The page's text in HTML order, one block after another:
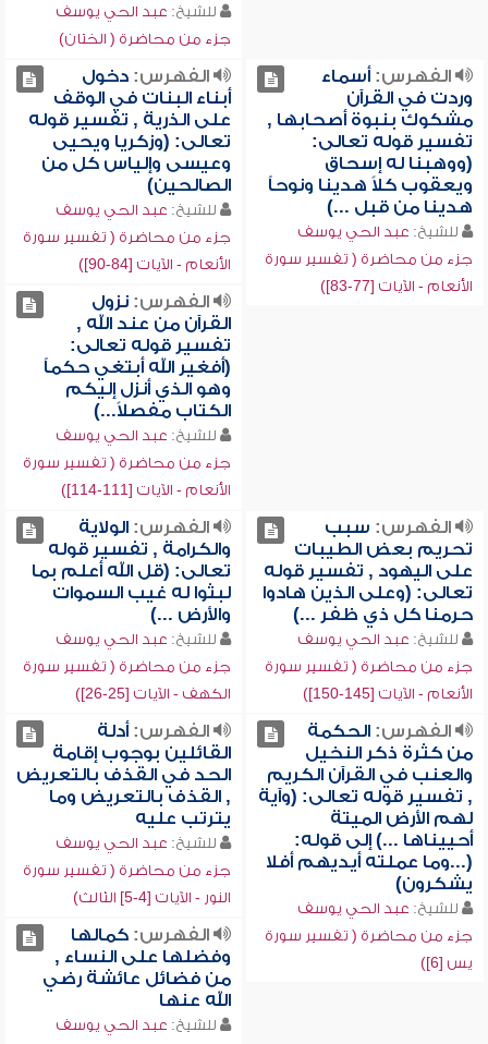
للشيخ: عبد الحي يوسف
جزء من محاضرة ( الختان)
الفهرس:أسماء
وردت في القرآن
مشكوك بنبوة أصحابها ,
تفسير قوله تعالى:
(ووهبنا له إسحاق
ويعقوب كلاً هدينا ونوحاً
هدينا من قبل ...)
للشيخ: عبد الحي يوسف
جزء من محاضرة ( تفسير سورة
الأنعام - الآيات [77-83])
الفهرس:دخول
أبناء البنات في الوقف
على الذرية , تفسير قوله
تعالى: (وزكريا ويحيى
وعيسى وإلياس كل من
الصالحين)
للشيخ: عبد الحي يوسف
جزء من محاضرة ( تفسير سورة
الأنعام - الآيات [84-90])
الفهرس:نزول
القرآن من عند الله ,
تفسير قوله تعالى:
(أفغير الله أبتغي حكماً
وهو الذي أنزل إليكم
الكتاب مفصلاً...)
للشيخ: عبد الحي يوسف
جزء من محاضرة ( تفسير سورة
الأنعام - الآيات [111-114])
الفهرس: سبب
تحريم بعض الطيبات
على اليهود , تفسير قوله
تعالى: (وعلى الذين هادوا
حرمنا كل ذي ظفر ...)
للشيخ: عبد الحي يوسف
جزء من محاضرة ( تفسير سورة
الأنعام - الآيات [145-150])
الفهرس:الولاية
والكرامة , تفسير قوله
تعالى: (قل الله أعلم بما
لبثوا له غيب السموات
والأرض ...)
للشيخ: عبد الحي يوسف
جزء من محاضرة ( تفسير سورة
الكهف - الآيات [25-26])
الفهرس:الحكمة
من كثرة ذكر النخيل
والعنب في القرآن الكريم
, تفسير قوله تعالى: (وآية
لهم الأرض الميتة
أحييناها ...) إلى قوله:
(...وما عملته أيديهم أفلا
يشكرون)
للشيخ: عبد الحي يوسف
جزء من محاضرة ( تفسير سورة
يس [6])
الفهرس:أدلة
القائلين بوجوب إقامة
الحد في القذف بالتعريض
, القذف بالتعريض وما
يترتب عليه
للشيخ: عبد الحي يوسف
جزء من محاضرة ( تفسير سورة
النور - الآيات [4-5] الثالث)
الفهرس:كمالها
وفضلها على النساء ,
من فضائل عائشة رضي
الله عنها
للشيخ: عبد الحي يوسف